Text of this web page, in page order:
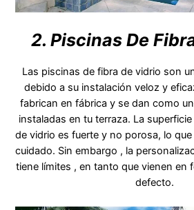
2. Piscinas De
Las piscinas de fibra de vidrio son
debido a su instalación veloz y
fabrican en fábrica y se dan como
instaladas en tu terraza. La
de vidrio es fuerte y no porosa, lo
cuidado. Sin embargo , la
tiene límites , en tanto que vienen en
defecto.